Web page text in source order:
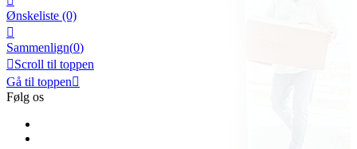
Ønskeliste (0)

Sammenlign(0)
Scroll til toppen
Gå til toppen
Følg os